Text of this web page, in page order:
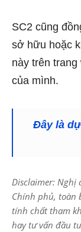
SC2 cũng
sở hữu hoặc
này trên
của mình.
Đây là
Disclaimer: Nghị
Chính phủ, toàn
tính chất tham
hay tư vấn đầu